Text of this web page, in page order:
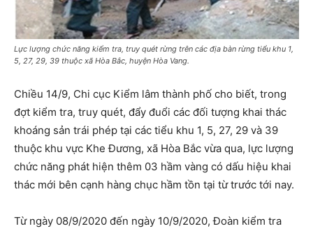
Lực lượng chức năng kiểm tra, truy quét rừng trên các địa bàn rừng tiểu khu 1,
5, 27, 29, 39 thuộc xã Hòa Bắc, huyện Hòa Vang.
Chiều 14/9, Chi cục Kiểm lâm thành phố cho biết, trong
đợt kiểm tra, truy quét, đẩy đuổi các đối tượng khai thác
khoáng sản trái phép tại các tiểu khu 1, 5, 27, 29 và 39
thuộc khu vực Khe Đương, xã Hòa Bắc vừa qua, lực lượng
chức năng phát hiện thêm 03 hầm vàng có dấu hiệu khai
thác mới bên cạnh hàng chục hầm tồn tại từ trước tới nay.
Từ ngày 08/9/2020 đến ngày 10/9/2020, Đoàn kiểm tra